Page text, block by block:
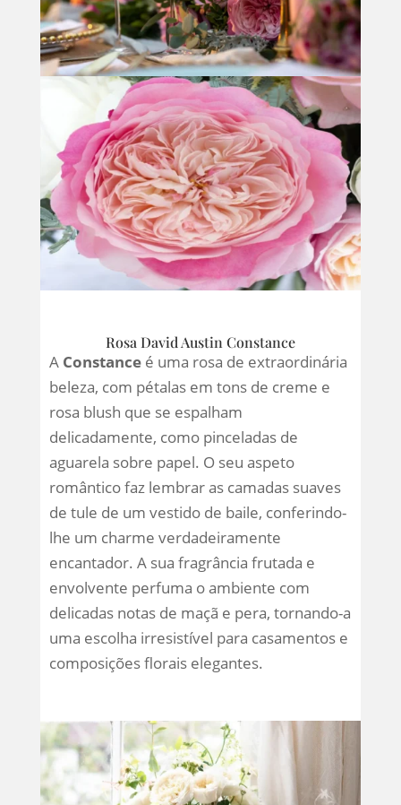
Rosa David Austin Constance
A Constanceé uma rosa de extraordinária
beleza, com pétalas em tons de creme e
rosa blush que se espalham
delicadamente, como pinceladas de
aguarela sobre papel. O seu aspeto
romântico faz lembrar as camadas suaves
de tule de um vestido de baile, conferindo-
lhe um charme verdadeiramente
encantador. A sua fragrância frutada e
envolvente perfuma o ambiente com
delicadas notas de maçã e pera, tornando-a
uma escolha irresistível para casamentos e
composições florais elegantes.